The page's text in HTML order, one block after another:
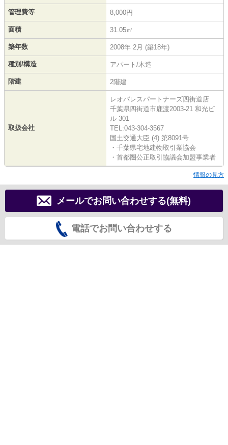
管理費等 8,000円
面積 31.05㎡
築年数 2008年 2月 (築18年)
種別/構造 アパート/木造
階建 2階建
取扱会社
レオパレスパートナーズ四街道店
千葉県四街道市鹿渡2003-21 和光ビ
ル 301
TEL:043-304-3567
国土交通大臣 (4) 第8091号
・千葉県宅地建物取引業協会
・首都圏公正取引協議会加盟事業者
情報の見方
メールでお問い合わせする(無料)
電話でお問い合わせする